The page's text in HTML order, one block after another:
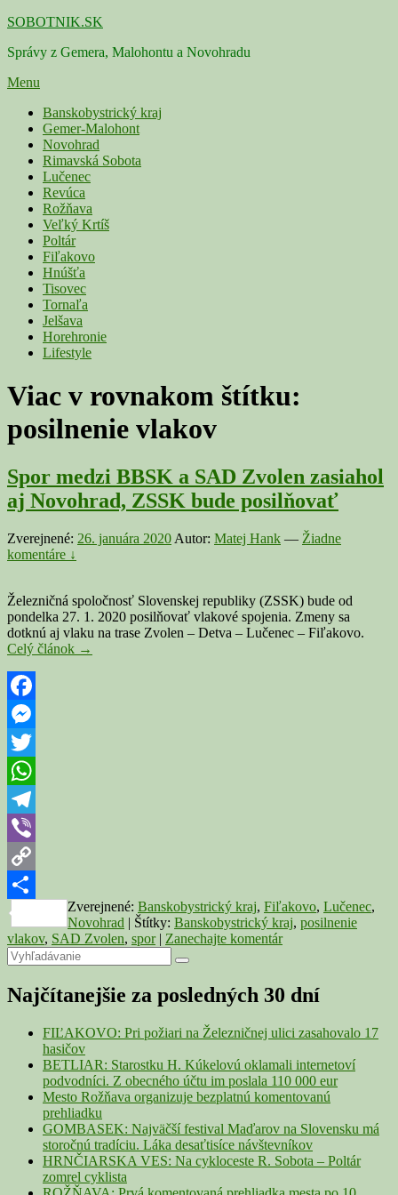
Skip
content
SOBOTNIK.SK
Správy z Gemera, Malohontu a Novohradu
Menu
Primárne
menu
Banskobystrický kraj
Gemer-Malohont
Novohrad
Rimavská Sobota
Lučenec
Revúca
Rožňava
Veľký Krtíš
Poltár
Fiľakovo
Hnúšťa
Tisovec
Tornaľa
Jelšava
Horehronie
Lifestyle
Viac v rovnakom štítku:
posilnenie vlakov
Spor medzi BBSK a SAD Zvolen zasiahol
aj Novohrad, ZSSK bude posilňovať
Zverejnené: 26. januára 2020 Autor: Matej Hank — Žiadne
komentáre ↓
Železničná spoločnosť Slovenskej republiky (ZSSK) bude od
pondelka 27. 1. 2020 posilňovať vlakové spojenia. Zmeny sa
dotknú aj vlaku na trase Zvolen – Detva – Lučenec – Fiľakovo.
Celý článok Spor
→
Facebook
Messenger
Twitter
WhatsApp
Telegram
Viber
Copy
Link
Share
Zverejnené: Banskobystrický kraj, Fiľakovo, Lučenec,
Novohrad | Štítky: Banskobystrický kraj, posilnenie
vlakov, SAD Zvolen, spor | Zanechajte komentár
Primary
Sidebar
Widget
Area
Search
for:
Search
Najčítanejšie za posledných 30 dní
FIĽAKOVO: Pri požiari na Železničnej ulici zasahovalo 17
hasičov
BETLIAR: Starostku H. Kúkelovú oklamali internetoví
podvodníci. Z obecného účtu im poslala 110 000 eur
Mesto Rožňava organizuje bezplatnú komentovanú
prehliadku
GOMBASEK: Najväčší festival Maďarov na Slovensku má
storočnú tradíciu. Láka desaťtisíce návštevníkov
HRNČIARSKA VES: Na cykloceste R. Sobota – Poltár
zomrel cyklista